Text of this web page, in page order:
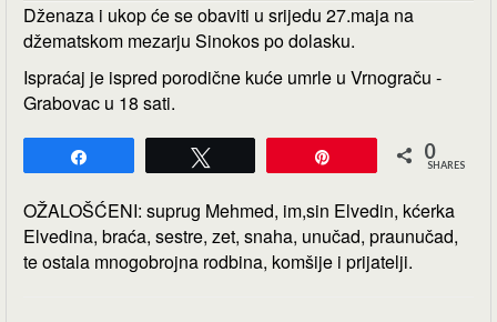
Dženaza i ukop će se obaviti u srijedu 27.maja na
džematskom mezarju Sinokos po dolasku.
Ispraćaj je ispred porodične kuće umrle u Vrnograču -
Grabovac u 18 sati.
0
SHARES
OŽALOŠĆENI: suprug Mehmed, im,sin Elvedin, kćerka
Elvedina, braća, sestre, zet, snaha, unučad, praunučad,
te ostala mnogobrojna rodbina, komšije i prijatelji.